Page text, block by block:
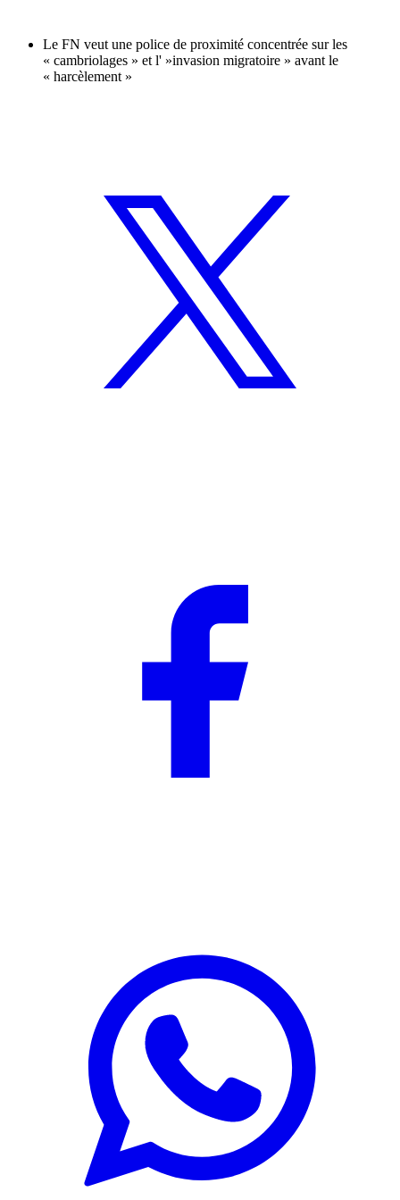
Le FN veut une police de proximité concentrée sur les
« cambriolages » et l' »invasion migratoire » avant le
« harcèlement »